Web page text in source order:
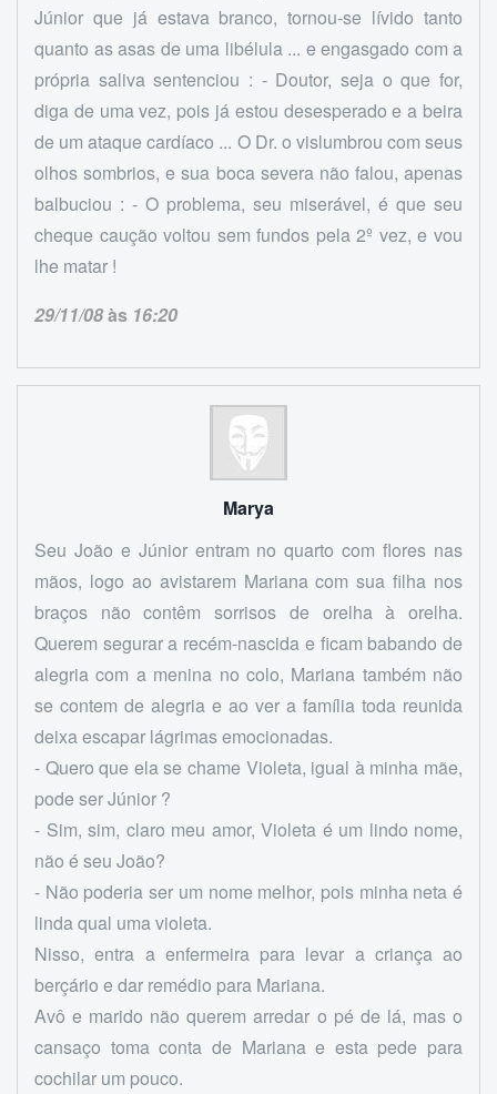
Júnior que já estava branco, tornou-se lívido tanto
quanto as asas de uma libélula ... e engasgado com a
própria saliva sentenciou : - Doutor, seja o que for,
diga de uma vez, pois já estou desesperado e a beira
de um ataque cardíaco ... O Dr. o vislumbrou com seus
olhos sombrios, e sua boca severa não falou, apenas
balbuciou : - O problema, seu miserável, é que seu
cheque caução voltou sem fundos pela 2º vez, e vou
lhe matar !
29/11/08às 16:20
Marya
Seu João e Júnior entram no quarto com flores nas
mãos, logo ao avistarem Mariana com sua filha nos
braços não contêm sorrisos de orelha à orelha.
Querem segurar a recém-nascida e ficam babando de
alegria com a menina no colo, Mariana também não
se contem de alegria e ao ver a família toda reunida
deixa escapar lágrimas emocionadas.
- Quero que ela se chame Violeta, igual à minha mãe,
pode ser Júnior ?
- Sim, sim, claro meu amor, Violeta é um lindo nome,
não é seu João?
- Não poderia ser um nome melhor, pois minha neta é
linda qual uma violeta.
Nisso, entra a enfermeira para levar a criança ao
berçário e dar remédio para Mariana.
Avô e marido não querem arredar o pé de lá, mas o
cansaço toma conta de Mariana e esta pede para
cochilar um pouco.